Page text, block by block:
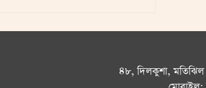
৪৮, দিলকুশা, মতিঝিল